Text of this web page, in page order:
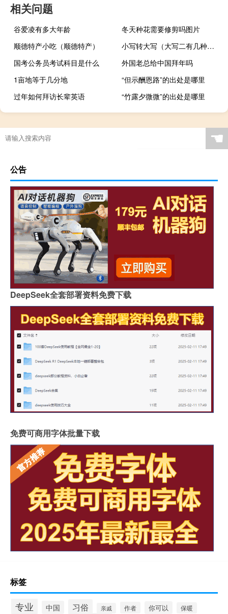
相关问题
谷爱凌有多大年龄
冬天种花需要修剪吗图片
顺德特产小吃（顺德特产）
小写转大写（大写二有几种写法）
国考公务员考试科目是什么
外国老总给中国拜年吗
1亩地等于几分地
“但示酬恩路”的出处是哪里
过年如何拜访长辈英语
“竹露夕微微”的出处是哪里
☚
公告
DeepSeek全套部署资料免费下载
免费可商用字体批量下载
标签
专业 中国 习俗 亲戚 作者 你可以 保暖